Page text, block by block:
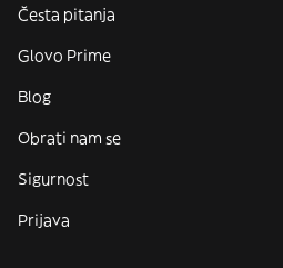
Česta pitanja
Glovo Prime
Blog
Obrati nam se
Sigurnost
Prijava